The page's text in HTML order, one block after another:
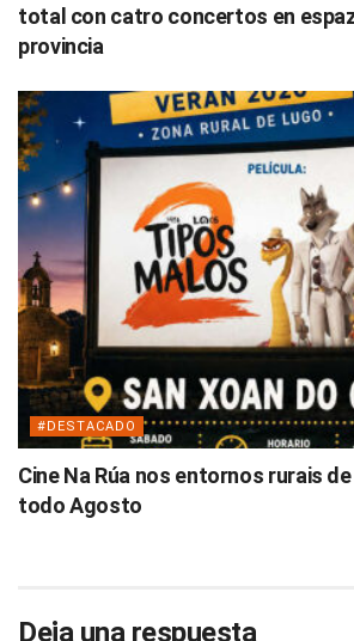
total con catro concertos en
provincia
#DESTACADO
Cine Na Rúa nos entornos rurais
todo Agosto
Deja una respuesta